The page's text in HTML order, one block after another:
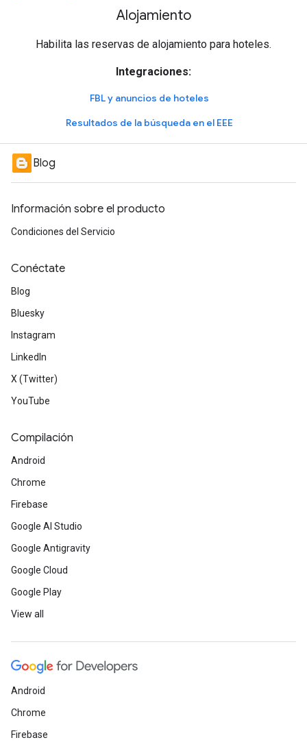
Alojamiento
Habilita las reservas de alojamiento para hoteles.
Integraciones:
FBL y anuncios de hoteles
Resultados de la búsqueda en el EEE
Blog
Información sobre el producto
Condiciones del Servicio
Conéctate
Blog
Bluesky
Instagram
LinkedIn
X (Twitter)
YouTube
Compilación
Android
Chrome
Firebase
Google AI Studio
Google Antigravity
Google Cloud
Google Play
View all
Android
Chrome
Firebase